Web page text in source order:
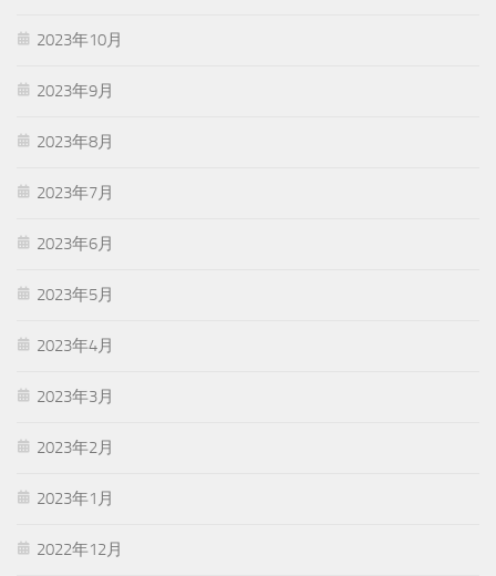
2023年10月
2023年9月
2023年8月
2023年7月
2023年6月
2023年5月
2023年4月
2023年3月
2023年2月
2023年1月
2022年12月